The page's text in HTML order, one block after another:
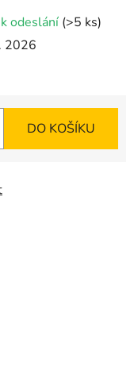
odeslání (>5 ks)
2026
DO KOŠÍKU